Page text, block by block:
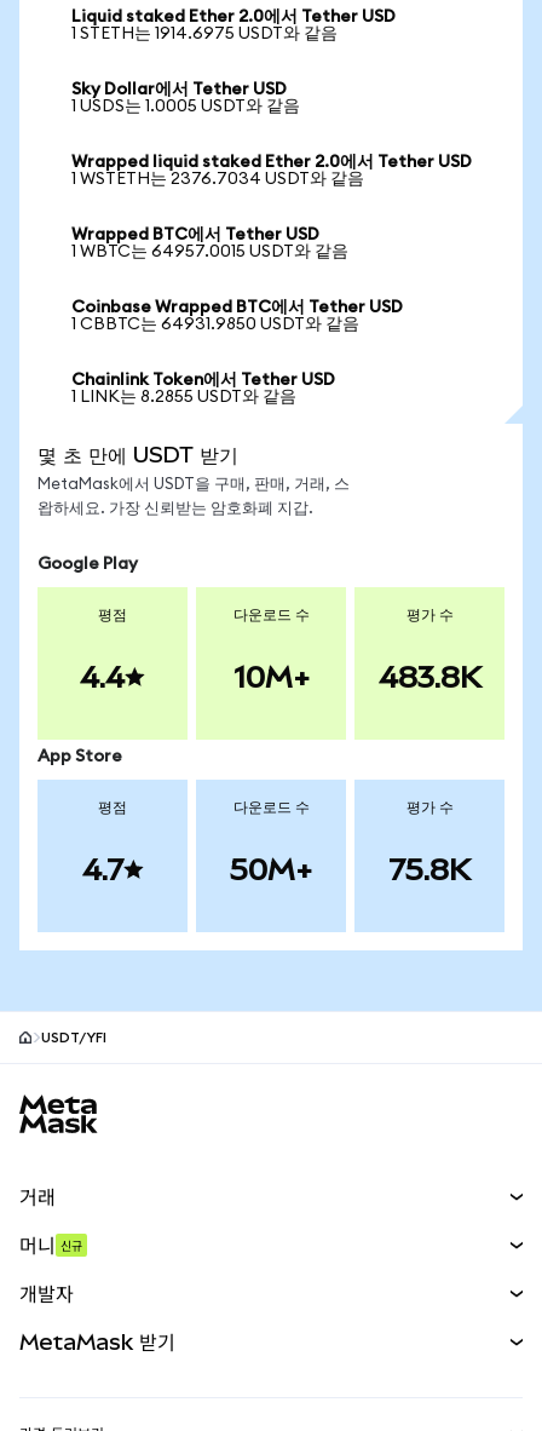
Liquid staked Ether 2.0에서 Tether USD
1 STETH는 1914.6975 USDT와 같음
Sky Dollar에서 Tether USD
1 USDS는 1.0005 USDT와 같음
Wrapped liquid staked Ether 2.0에서 Tether USD
1 WSTETH는 2376.7034 USDT와 같음
Wrapped BTC에서 Tether USD
1 WBTC는 64957.0015 USDT와 같음
Coinbase Wrapped BTC에서 Tether USD
1 CBBTC는 64931.9850 USDT와 같음
Chainlink Token에서 Tether USD
1 LINK는 8.2855 USDT와 같음
몇 초 만에 USDT 받기
MetaMask에서 USDT을 구매, 판매, 거래, 스
왑하세요. 가장 신뢰받는 암호화폐 지갑.
Google Play
평점
4.4
다운로드 수
10M+
평가 수
483.8K
App Store
평점
4.7
다운로드 수
50M+
평가 수
75.8K
USDT/YFI
거래
무기한 선물
실물자산
머니 신규
개발자
MetaMask 받기